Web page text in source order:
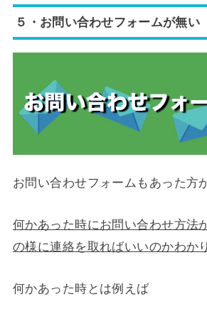
５・お問い合わせフォームが無い
お問い合わせフォームもあった方
何かあった時にお問い合わせ方法
の様に連絡を取ればいいのかわか
何かあった時とは例えば